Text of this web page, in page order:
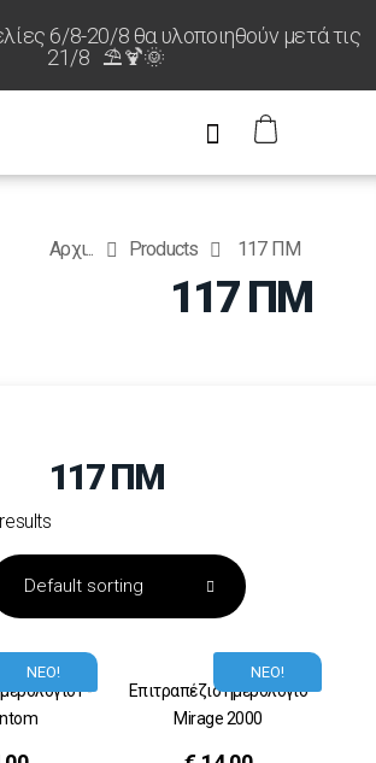
6/8-20/8 θα υλοποιηθούν μετά τις
21/8 ⛱️🍹🌞
Αρχι... Products 117 ΠΜ
117 ΠΜ
117 ΠΜ
ΝΕΟ!
F-
ΝΕΟ!
Επιτραπέζιο ημερολόγιο
Μirage 2000